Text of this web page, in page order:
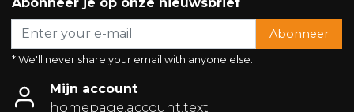
Abonneer
* We'll never share your email with anyone else.
Mijn account
homepage.account.text